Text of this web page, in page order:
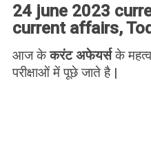
24 june 2023
current affairs,
आज केकरंट अफेयर्सके
परीक्षाओं में पूछे जाते है |